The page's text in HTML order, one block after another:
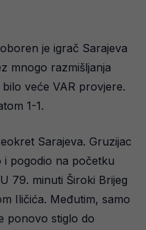
je igrač Sarajeva
mnogo razmišljanja
veće VAR provjere.
1-1.
Sarajeva. Gruzijac
i pogodio na početku
79. minuti Široki Brijeg
Iličića. Međutim, samo
ponovo stiglo do